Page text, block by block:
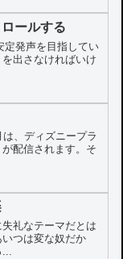
ールする
定発声を目指してい
出さなければいけ
、ディズニープラ
配信されます。そ
礼なテーマだとは
つは変な奴だか
...